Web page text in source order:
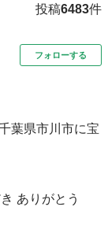
投稿6483件
フォローする
葉県市川市に宝
ありがとう